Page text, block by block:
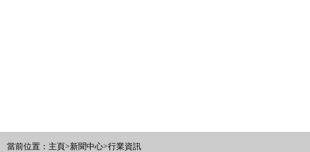
當前位置： 主頁>新聞中心>行業資訊